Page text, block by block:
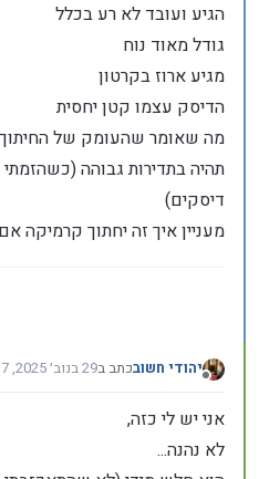
הגיע ועובד לא רע בכלל
גודל מאוד נוח
מגיע ארוז בקרטון
הדיסק עצמו קטן יחסית
מה שאומר שהעומק של
דיסקים)
מעניין איך זה יחתוך קרמיקה
מנותק
יהודי חשובכתב ב29 בנוב׳ 2025, 16:37
נערך לאחרונה על ידי
אני יש לי כזה,
לא נהנה...